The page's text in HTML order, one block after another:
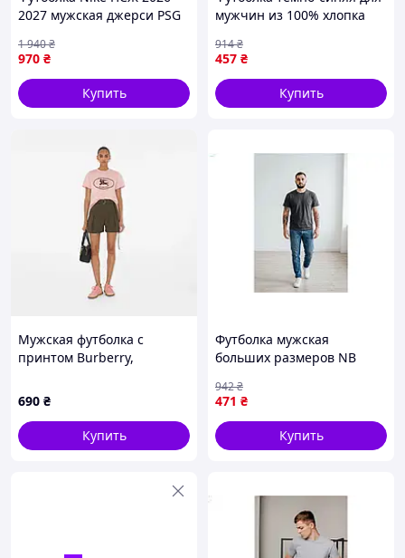
2027 мужская джерси PSG
футбольная форма
полиэстер размер S-XL
970 ₴
1 940₴
Купить
мужчин из 100% хлопка
носки и активного отдыха
457 ₴
914₴
Купить
Мужская футболка с
принтом Burberry,
690 ₴
Купить
Футболка мужская
больших размеров NB
повседневной носки из
100% хлопка
471 ₴
942₴
Купить